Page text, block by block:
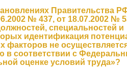
Правительства
№ 437, от 18.07.2002 №
специальностей и
идентификация
не
в соответствии с
оценке условий труда»?